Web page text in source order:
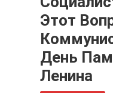
Этот
День
Ленина